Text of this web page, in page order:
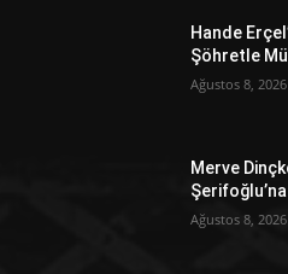
Hande
Şöhretle
Ağustos 8, 2026
Merve
Ağustos 8, 2026